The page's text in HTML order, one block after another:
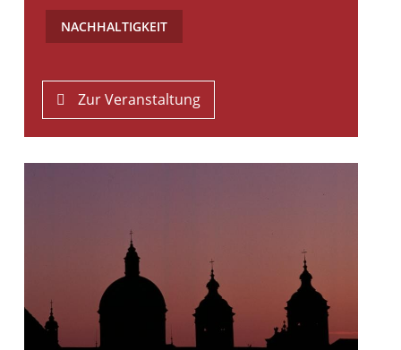
NACHHALTIGKEIT
Zur Veranstaltung